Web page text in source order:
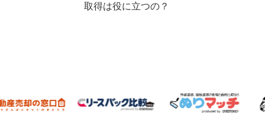
取得は役に立つの？